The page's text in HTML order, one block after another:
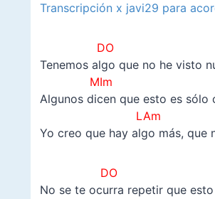
Transcripción x javi29 para
DO
Tenemos algo que no he visto
MIm
Algunos dicen que esto es sólo
Yo creo que hay algo más, que
DO
No se te ocurra repetir que